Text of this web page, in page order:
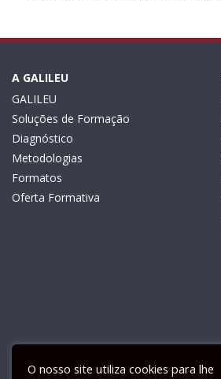
A GALILEU
GALILEU
Soluções de Formação
Diagnóstico
Metodologias
Formatos
Oferta Formativa
O nosso site utiliza cookies para lhe